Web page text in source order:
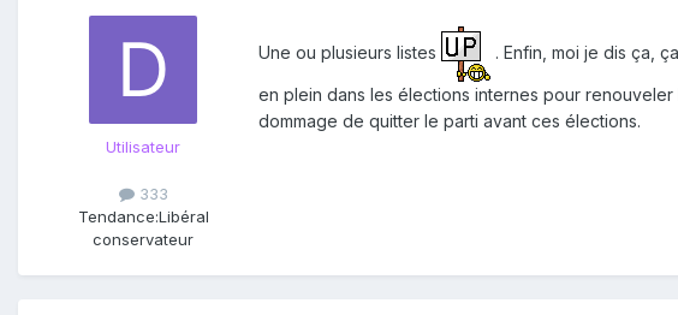
Utilisateur
333
Tendance:Libéral
conservateur
Une ou plusieurs listes . Enfin, moi je dis ça,
en plein dans les élections internes pour
dommage de quitter le parti avant ces élections.